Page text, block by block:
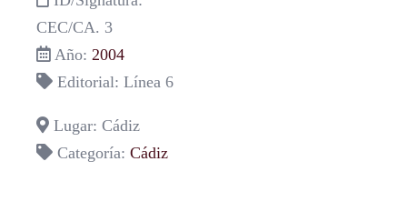
CEC/CA. 3
Año: 2004
Editorial: Línea 6
Lugar: Cádiz
Categoría: Cádiz